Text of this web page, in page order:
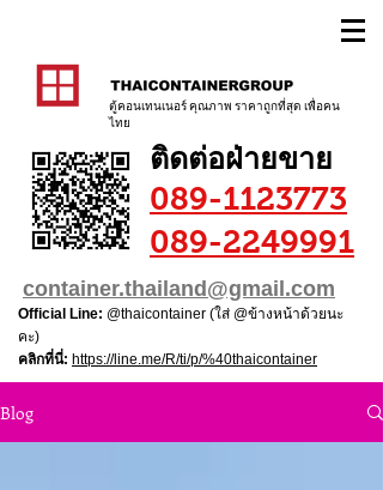
ตู้คอนเทนเนอร์ คุณภาพ ราคาถูกที่สุด เพื่อคน
ไทย
ติดต่อฝ่ายขาย
089-1123773
089-2249991
container.thailand@gmail.com
Official Line: @thaicontainer (ใส่ @ข้างหน้าด้วยนะ
คะ)
คลิกที่นี่: https://line.me/R/ti/p/%40thaicontainer
Blog